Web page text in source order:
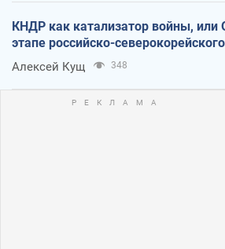
КНДР как катализатор войны, или
этапе российско-
Алексей Кущ 348